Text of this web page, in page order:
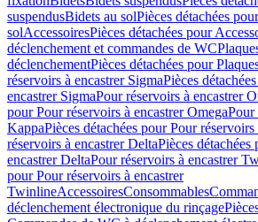
suspendusBidets au solPièces détachées
solAccessoiresPièces détachées pour
déclenchement et commandes de WC
déclenchementPièces détachées pour
réservoirs à encastrer SigmaPièces
encastrer SigmaPour réservoirs à encastrer
pour Pour réservoirs à encastrer OmegaPour
KappaPièces détachées pour Pour
réservoirs à encastrer DeltaPièces
encastrer DeltaPour réservoirs à encastrer
pour Pour réservoirs à encastrer
TwinlineAccessoiresConsommables
déclenchement électronique du rinçage